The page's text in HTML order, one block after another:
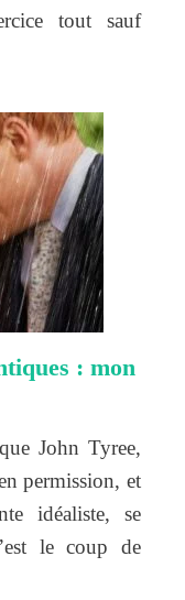
tout sauf
: mon
John Tyree,
permission, et
idéaliste, se
le coup de